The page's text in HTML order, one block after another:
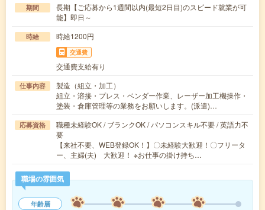
期間
長期【ご応募から1週間以内(最短2日目)のスピード就業が可
能】即日～
時給 時給1200円
交通費
交通費支給有り
仕事内容
製造（組立・加工）
組立・溶接・プレス・ベンダー作業、レーザー加工機操作・
塗装・倉庫管理等の業務をお願いします。(派遣)…
応募資格
職種未経験OK / ブランクOK / パソコンスキル不要 / 英語力不
要
【来社不要、WEB登録OK！】〇未経験大歓迎！〇フリータ
ー、主婦(夫) 大歓迎！ ※お仕事の掛け持ち…
職場の雰囲気
年齢層